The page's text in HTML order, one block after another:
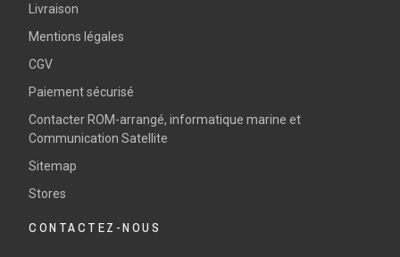
Livraison
Mentions légales
CGV
Paiement sécurisé
Contacter ROM-arrangé, informatique marine et
Communication Satellite
Sitemap
Stores
CONTACTEZ-NOUS